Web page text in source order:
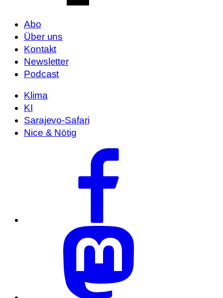
Abo
Über uns
Kontakt
Newsletter
Podcast
Klima
KI
Sarajevo-Safari
Nice & Nötig